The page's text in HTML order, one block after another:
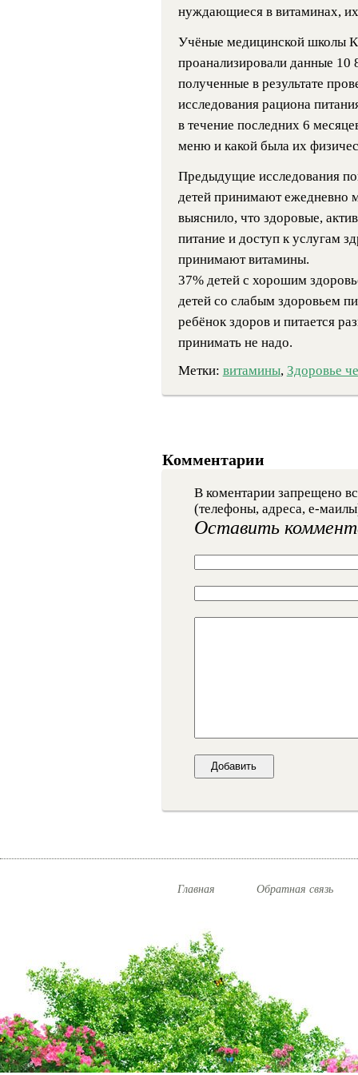
нуждающиеся в витаминах,
Учёные медицинской школы
проанализировали данные 10
полученные в результате
исследования рациона
в течение последних 6
меню и какой была их
Предыдущие исследования
детей принимают ежедневно
выяснило, что здоровые,
питание и доступ к услугам
принимают витамины.
37% детей с хорошим
детей со слабым здоровьем
ребёнок здоров и питается
принимать не надо.
Метки: витамины, Здоровье
Комментарии
В коментарии запрещено
(телефоны, адреса, е-
Оставить
Главная Обратная связь